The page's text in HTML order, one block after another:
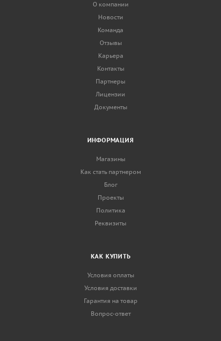
О компании
Новости
Команда
Отзывы
Карьера
Контакты
Партнеры
Лицензии
Документы
ИНФОРМАЦИЯ
Магазины
Как стать партнером
Блог
Проекты
Политика
Реквизиты
КАК КУПИТЬ
Условия оплаты
Условия доставки
Гарантия на товар
Вопрос-ответ